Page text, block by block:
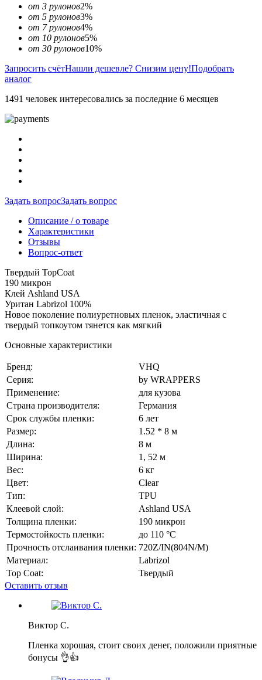
от 3 рулонов2%
от 5 рулонов3%
от 7 рулонов4%
от 10 рулонов5%
от 30 рулонов10%
Запросить счётНашли дешевле? Снизим цену!Подобрать
аналог
1491 человек интересовались за последние 6 месяцев
Задать вопросЗадать вопрос
Описание / о товаре
Характеристики
Отзывы
Вопрос-ответ
Твердый TopCoat
190 микрон
Клей Ashland USA
Уритан Labrizol 100%
Новое поколение полиуретновых пленок, эластичная с
твердый топкоутом тянется как мягкий
Основные характеристики
Бренд:
VHQ
Серия:
by WRAPPERS
Применение:
для кузова
Страна производителя:
Германия
Срок службы пленки:
6 лет
Размер:
1.52 * 8 м
Длина:
8 м
Ширина:
1, 52 м
Вес:
6 кг
Цвет:
Сlear
Тип:
TPU
Клеевой слой:
Ashland USA
Толщина пленки:
190 микрон
Термостойкость пленки:
до 110 °C
Прочность отслаивания пленки: 720Z/IN(804N/M)
Материал:
Labrizol
Top Coat:
Твердый
Оставить отзыв
Виктор С.
Пленка хорошая, стоит своих денег, положили приятные
бонусы 👌👍